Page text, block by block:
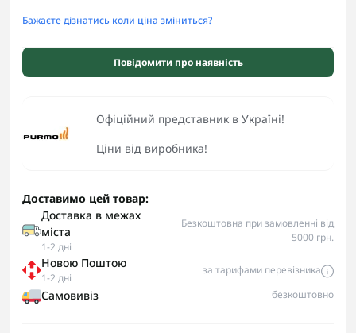
Офіційний представник в Україні!
Ціни від виробника!
Бажаєте дізнатись коли ціна зміниться?
Повідомити про наявність
Доставимо цей товар:
Доставка в межах
міста
1-2 дні
Безкоштовна при замовленні від
5000 грн.
Новою Поштою
1-2 дні
за тарифами перевізника
Самовивіз безкоштовно